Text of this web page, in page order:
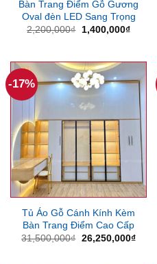
Bàn Trang Điểm Gỗ Gương
Oval đèn LED Sang Trọng
2,200,000₫
Giá
1,400,000₫Giá
-17%
Tủ Áo Gỗ Cánh Kính Kèm
Bàn Trang Điểm Cao Cấp
31,500,000₫ Giá
26,250,000₫Giá